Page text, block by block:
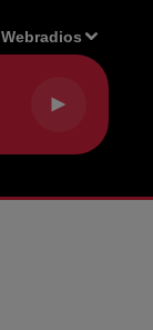
Webradios